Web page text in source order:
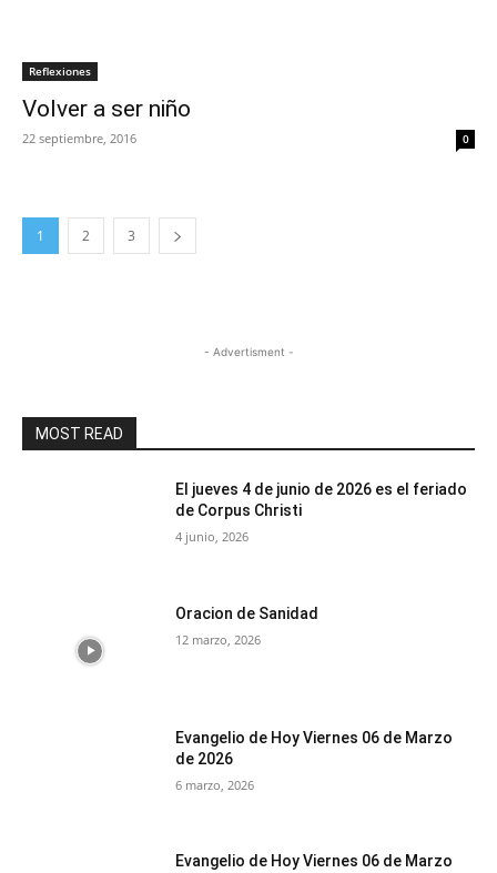
Reflexiones
Volver a ser niño
22 septiembre, 2016 0
1 2 3
- Advertisment -
MOST READ
El jueves 4 de junio de 2026 es el feriado
de Corpus Christi
4 junio, 2026
Oracion de Sanidad
12 marzo, 2026
Evangelio de Hoy Viernes 06 de Marzo
de 2026
6 marzo, 2026
Evangelio de Hoy Viernes 06 de Marzo